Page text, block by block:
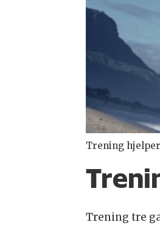
Trening
Trening tre